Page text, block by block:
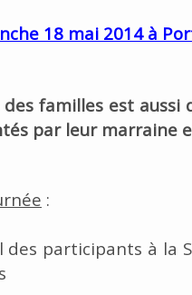
18 mai 2014 à
familles est aussi
par leur marraine
:
des participants à la